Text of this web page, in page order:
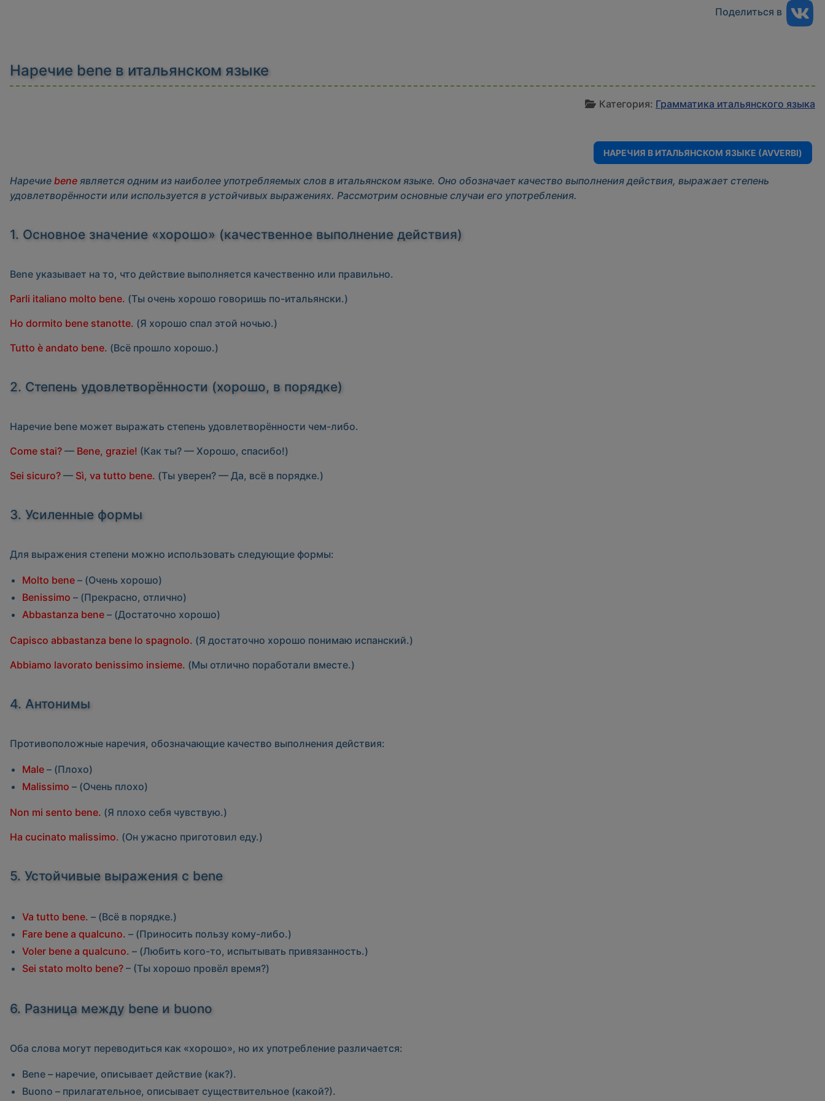
Поделиться в
Наречие bene в итальянском языке
Категория: Грамматика итальянского языка
НАРЕЧИЯ В ИТАЛЬЯНСКОМ ЯЗЫКЕ (AVVERBI)
Наречие bene является одним из наиболее употребляемых слов в итальянском языке. Оно обозначает качество выполнения действия, выражает степень
удовлетворённости или используется в устойчивых выражениях. Рассмотрим основные случаи его употребления.
1. Основное значение «хорошо» (качественное выполнение действия)
Bene указывает на то, что действие выполняется качественно или правильно.
Parli italiano molto bene. (Ты очень хорошо говоришь по-итальянски.)
Ho dormito bene stanotte. (Я хорошо спал этой ночью.)
Tutto è andato bene. (Всё прошло хорошо.)
2. Степень удовлетворённости (хорошо, в порядке)
Наречие bene может выражать степень удовлетворённости чем-либо.
Come stai? — Bene, grazie! (Как ты? — Хорошо, спасибо!)
Sei sicuro? — Sì, va tutto bene. (Ты уверен? — Да, всё в порядке.)
3. Усиленные формы
Для выражения степени можно использовать следующие формы:
Molto bene – (Очень хорошо)
Benissimo – (Прекрасно, отлично)
Abbastanza bene – (Достаточно хорошо)
Capisco abbastanza bene lo spagnolo. (Я достаточно хорошо понимаю испанский.)
Abbiamo lavorato benissimo insieme. (Мы отлично поработали вместе.)
4. Антонимы
Противоположные наречия, обозначающие качество выполнения действия:
Male – (Плохо)
Malissimo – (Очень плохо)
Non mi sento bene. (Я плохо себя чувствую.)
Ha cucinato malissimo. (Он ужасно приготовил еду.)
5. Устойчивые выражения с bene
Va tutto bene. – (Всё в порядке.)
Fare bene a qualcuno. – (Приносить пользу кому-либо.)
Voler bene a qualcuno. – (Любить кого-то, испытывать привязанность.)
Sei stato molto bene? – (Ты хорошо провёл время?)
6. Разница между bene и buono
Оба слова могут переводиться как «хорошо», но их употребление различается:
Bene – наречие, описывает действие (как?).
Buono – прилагательное, описывает существительное (какой?).